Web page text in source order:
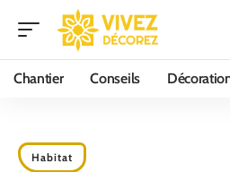
Chantier Conseils
Habitat